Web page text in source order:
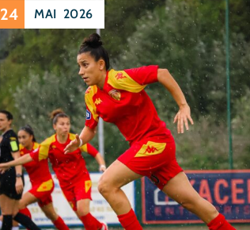
24 MAI 2026